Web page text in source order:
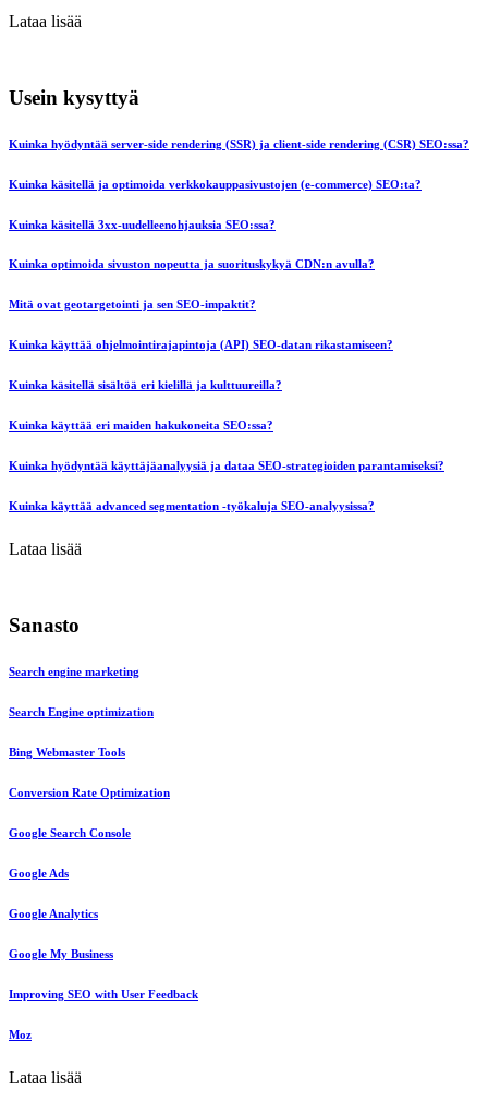
Lataa lisää
Usein kysyttyä
Kuinka hyödyntää server-side rendering (SSR) ja client-side rendering (CSR) SEO:ssa?
Kuinka käsitellä ja optimoida verkkokauppasivustojen (e-commerce) SEO:ta?
Kuinka käsitellä 3xx-uudelleenohjauksia SEO:ssa?
Kuinka optimoida sivuston nopeutta ja suorituskykyä CDN:n avulla?
Mitä ovat geotargetointi ja sen SEO-impaktit?
Kuinka käyttää ohjelmointirajapintoja (API) SEO-datan rikastamiseen?
Kuinka käsitellä sisältöä eri kielillä ja kulttuureilla?
Kuinka käyttää eri maiden hakukoneita SEO:ssa?
Kuinka hyödyntää käyttäjäanalyysiä ja dataa SEO-strategioiden parantamiseksi?
Kuinka käyttää advanced segmentation -työkaluja SEO-analyysissa?
Lataa lisää
Sanasto
Search engine marketing
Search Engine optimization
Bing Webmaster Tools
Conversion Rate Optimization
Google Search Console
Google Ads
Google Analytics
Google My Business
Improving SEO with User Feedback
Moz
Lataa lisää